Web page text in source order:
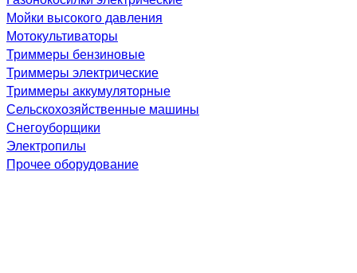
Мойки высокого давления
Мотокультиваторы
Триммеры бензиновые
Триммеры электрические
Триммеры аккумуляторные
Сельскохозяйственные машины
Снегоуборщики
Электропилы
Прочее оборудование